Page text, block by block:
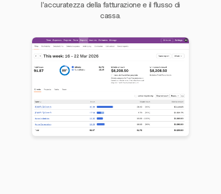
l'accuratezza della fatturazione e il flusso di
cassa.